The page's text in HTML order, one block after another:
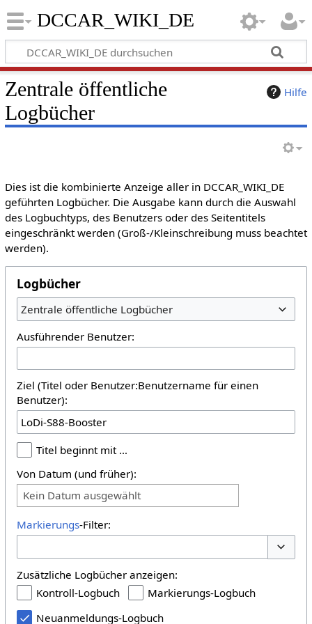
DCCAR_WIKI_DE
Hilfe
Zentrale öffentliche
Logbücher
Dies ist die kombinierte Anzeige aller in DCCAR_WIKI_DE
geführten Logbücher. Die Ausgabe kann durch die Auswahl
des Logbuchtyps, des Benutzers oder des Seitentitels
eingeschränkt werden (Groß-/Kleinschreibung muss beachtet
werden).
Logbücher
Zentrale öffentliche Logbücher
Ausführender Benutzer:
Ziel (Titel oder Benutzer:Benutzername für einen
Benutzer):
Titel beginnt mit …
Von Datum (und früher):
Kein Datum ausgewählt
Markierungs-Filter:
Zusätzliche Logbücher anzeigen:
Kontroll-Logbuch
Markierungs-Logbuch
Neuanmeldungs-Logbuch